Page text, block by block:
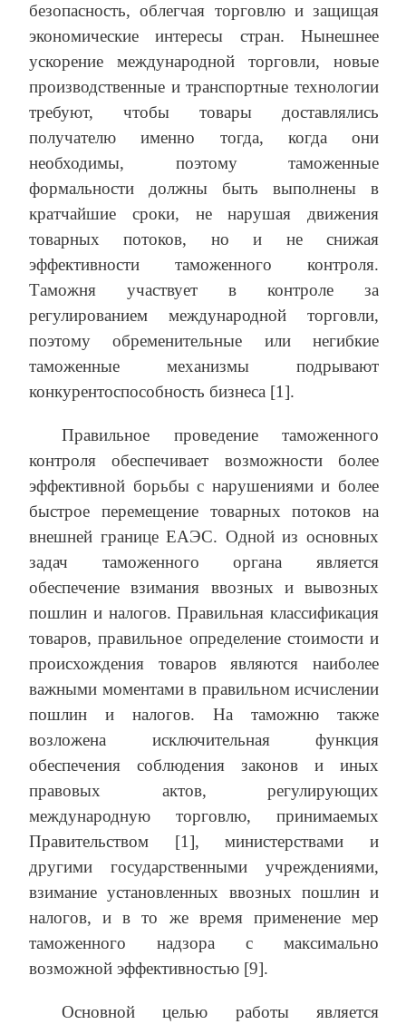
безопасность, облегчая торговлю и защищая
экономические интересы стран. Нынешнее
ускорение международной торговли, новые
производственные и транспортные технологии
требуют, чтобы товары доставлялись
получателю именно тогда, когда они
необходимы, поэтому таможенные
формальности должны быть выполнены в
кратчайшие сроки, не нарушая движения
товарных потоков, но и не снижая
эффективности таможенного контроля.
Таможня участвует в контроле за
регулированием международной торговли,
поэтому обременительные или негибкие
таможенные механизмы подрывают
конкурентоспособность бизнеса [1].
Правильное проведение таможенного
контроля обеспечивает возможности более
эффективной борьбы с нарушениями и более
быстрое перемещение товарных потоков на
внешней границе ЕАЭС. Одной из основных
задач таможенного органа является
обеспечение взимания ввозных и вывозных
пошлин и налогов. Правильная классификация
товаров, правильное определение стоимости и
происхождения товаров являются наиболее
важными моментами в правильном исчислении
пошлин и налогов. На таможню также
возложена исключительная функция
обеспечения соблюдения законов и иных
правовых актов, регулирующих
международную торговлю, принимаемых
Правительством [1], министерствами и
другими государственными учреждениями,
взимание установленных ввозных пошлин и
налогов, и в то же время применение мер
таможенного надзора с максимально
возможной эффективностью [9].
Основной целью работы является